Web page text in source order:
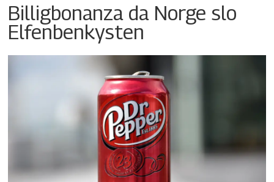
Billigbonanza da Norge slo
Elfenbenkysten